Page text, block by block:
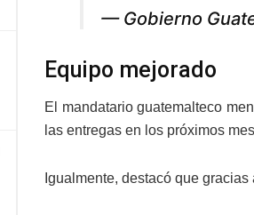
— Gobierno
Equipo mejorado
El mandatario guatemalteco
las entregas en los próximos
Igualmente, destacó que